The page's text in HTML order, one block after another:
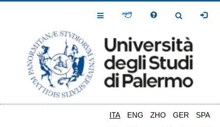
Toggle
Toggle
ITA ENG ZHO GER SPA